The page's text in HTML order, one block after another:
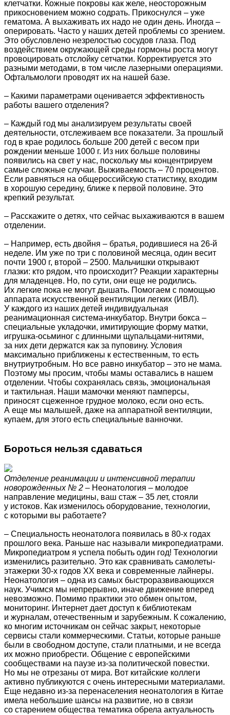
клетчатки. Кожные покровы как желе, неосторожным
прикосновением можно содрать. Прикоснулся – уже
гематома. А выхаживать их надо не один день. Иногда –
оперировать. Часто у наших детей проблемы со зрением.
Это обусловлено незрелостью сосудов глаза. Под
воздействием окружающей среды гормоны роста могут
провоцировать отслойку сетчатки. Корректируется это
разными методами, в том числе лазерными операциями.
Офтальмологи проводят их на нашей базе.
– Какими параметрами оценивается эффективность
работы вашего отделения?
– Каждый год мы анализируем результаты своей
деятельности, отслеживаем все показатели. За прошлый
год в крае родилось больше 200 детей с весом при
рождении меньше 1000 г. Из них больше половины
появились на свет у нас, поскольку мы концентрируем
самые сложные случаи. Выживаемость – 70 процентов.
Если равняться на общероссийскую статистику, входим
в хорошую середину, ближе к первой половине. Это
крепкий результат.
– Расскажите о детях, что сейчас выхаживаются в вашем
отделении.
– Например, есть двойня – братья, родившиеся на 26-й
неделе. Им уже по три с половиной месяца, один весит
почти 1900 г, второй – 2500. Мальчишки открывают
глазки: кто рядом, что происходит? Реакции характерны
для младенцев. Но, по сути, они еще не родились.
Их легкие пока не могут дышать. Помогаем с помощью
аппарата искусственной вентиляции легких (ИВЛ).
У каждого из наших детей индивидуальная
реанимационная система-инкубатор. Внутри бокса –
специальные укладочки, имитирующие форму матки,
игрушка-осьминог с длинными щупальцами-нитями,
за них дети держатся как за пуповину. Условия
максимально приближены к естественным, то есть
внутриутробным. Но все равно инкубатор – это не мама.
Поэтому мы просим, чтобы мамы оставались в нашем
отделении. Чтобы сохранялась связь, эмоциональная
и тактильная. Наши мамочки меняют памперсы,
приносят сцеженное грудное молоко, если оно есть.
А еще мы малышей, даже на аппаратной вентиляции,
купаем, для этого есть специальные ванночки.
Бороться нельзя сдаваться
Отделение реанимации и интенсивной терапии
новорожденных № 2 – Неонатология – молодое
направление медицины, ваш стаж – 35 лет, стояли
у истоков. Как изменилось оборудование, технологии,
с которыми вы работаете?
– Специальность неонатолога появилась в 80-х годах
прошлого века. Раньше нас называли микропедиатрами.
Микропедиатром я успела побыть один год! Технологии
изменились разительно. Это как сравнивать самолеты-
этажерки 30-х годов ХХ века и современные лайнеры.
Неонатология – одна из самых быстроразвивающихся
наук. Учимся мы непрерывно, иначе движение вперед
невозможно. Помимо практики это обмен опытом,
мониторинг. Интернет дает доступ к библиотекам
и журналам, отечественным и зарубежным. К сожалению,
ко многим источникам он сейчас закрыт, некоторые
сервисы стали коммерческими. Статьи, которые раньше
были в свободном доступе, стали платными, и не всегда
их можно приобрести. Общение с европейскими
сообществами на паузе из-за политической повестки.
Но мы не отрезаны от мира. Вот китайские коллеги
активно публикуются с очень интересными материалами.
Еще недавно из-за перенаселения неонатология в Китае
имела небольшие шансы на развитие, но в связи
со старением общества тематика обрела актуальность